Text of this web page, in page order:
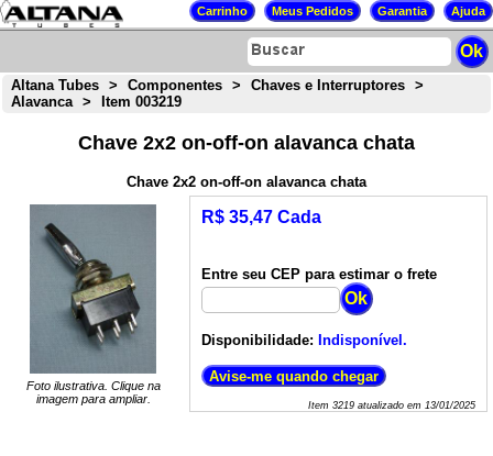
Altana Tubes > Componentes > Chaves e Interruptores
>
Alavanca
> Item 003219
Chave 2x2 on-off-on alavanca chata
Chave 2x2 on-off-on alavanca chata
Foto ilustrativa. Clique na
imagem para ampliar.
R$ 35,47 Cada
Entre seu CEP para estimar o frete
Disponibilidade: Indisponível.
Item 3219atualizado em 13/01/2025